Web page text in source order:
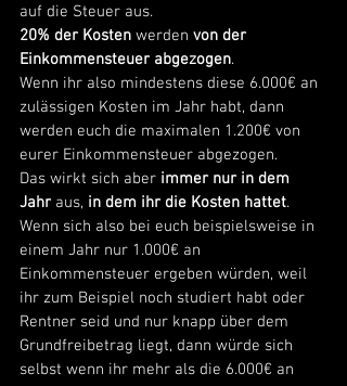
auf die Steuer aus.
20% der Kosten werden von der
Einkommensteuer abgezogen.
Wenn ihr also mindestens diese 6.000€ an
zulässigen Kosten im Jahr habt, dann
werden euch die maximalen 1.200€ von
eurer Einkommensteuer abgezogen.
Das wirkt sich aber immer nur in dem
Jahr aus, in dem ihr die Kosten hattet.
Wenn sich also bei euch beispielsweise in
einem Jahr nur 1.000€ an
Einkommensteuer ergeben würden, weil
ihr zum Beispiel noch studiert habt oder
Rentner seid und nur knapp über dem
Grundfreibetrag liegt, dann würde sich
selbst wenn ihr mehr als die 6.000€ an